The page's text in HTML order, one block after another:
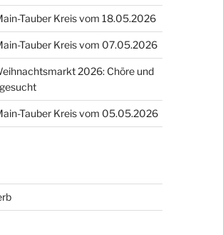
Tauber Kreis vom 18.05.2026
Tauber Kreis vom 07.05.2026
2026: Chöre und
Tauber Kreis vom 05.05.2026